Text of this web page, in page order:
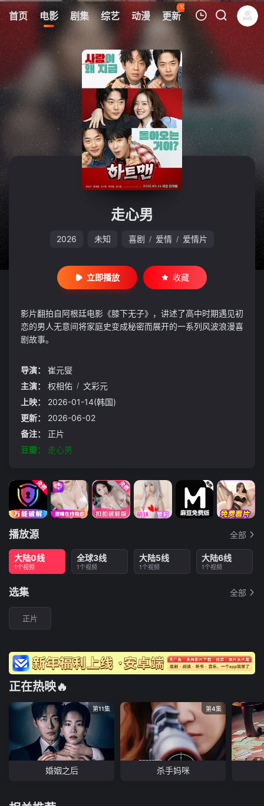
首页 电影 剧集 综艺 动漫 更新
100
热榜 APP
暂无观看影片的记录
走心男
2026 未知 喜剧 / 爱情 / 爱情片
立即播放 收藏
影片翻拍自阿根廷电影《膝下无子》，讲述了高中时期遇见初
恋的男人无意间将家庭史变成秘密而展开的一系列风波浪漫喜
剧故事。
导演：
崔元燮
主演：
权相佑 / 文彩元
上映：
2026-01-14(韩国)
更新：
2026-06-02
备注：
正片
豆瓣：
走心男
播放源 全部
大陆0线
1个视频
全球3线
1个视频
大陆5线
1个视频
大陆6线
1个视频
选集 全部
正片
正在热映🔥
第11集
婚姻之后
第4集
杀手妈咪